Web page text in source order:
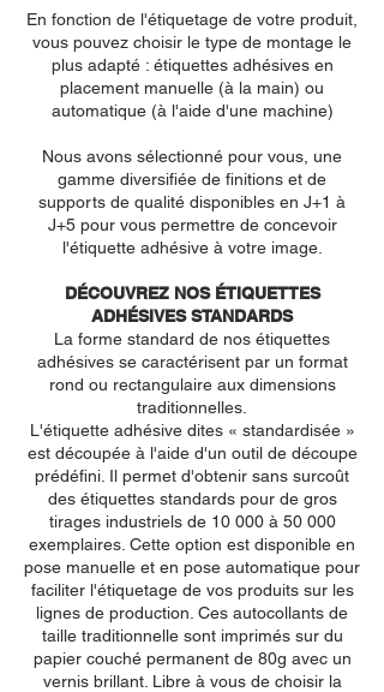
En fonction de l'étiquetage de votre produit,
vous pouvez choisir le type de montage le
plus adapté : étiquettes adhésives en
placement manuelle (à la main) ou
automatique (à l'aide d'une machine)
Nous avons sélectionné pour vous, une
gamme diversifiée de finitions et de
supports de qualité disponibles en J+1 à
J+5 pour vous permettre de concevoir
l'étiquette adhésive à votre image.
DÉCOUVREZ NOS ÉTIQUETTES
ADHÉSIVES STANDARDS
La forme standard de nos étiquettes
adhésives se caractérisent par un format
rond ou rectangulaire aux dimensions
traditionnelles.
L'étiquette adhésive dites « standardisée »
est découpée à l'aide d'un outil de découpe
prédéfini. Il permet d'obtenir sans surcoût
des étiquettes standards pour de gros
tirages industriels de 10 000 à 50 000
exemplaires. Cette option est disponible en
pose manuelle et en pose automatique pour
faciliter l'étiquetage de vos produits sur les
lignes de production. Ces autocollants de
taille traditionnelle sont imprimés sur du
papier couché permanent de 80g avec un
vernis brillant. Libre à vous de choisir la